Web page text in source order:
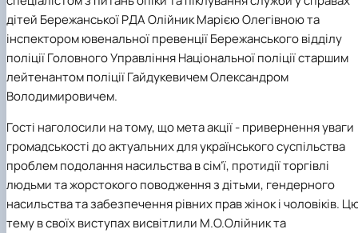
Іноземні мови
Працевлаштування
Їдальні та буфети
Студентські квитки
Центр вивчення мов
Психологічна підтримка
Інклюзивне середовище
Рада молодих вчених
Наукові школи
Стартап школа НУБіП України
Методичні рекомендації, пам'ятки
Форми документів
Патентно-ліцензійна діяльність
ЦКНО «Агропромисловий комплекс, лісове і
садово-паркове господарство, ветеринарна
медицина»
Обладнання НУБіП України
Наукові видання
Досліднику та автору
Звіт про проведення НТЗ
Наукові журнали НУБіП України
заходів
Порядок планування та організації
проведення НТЗ
Результати науково-технічних заходів
Монографії
Наука для бізнесу
Каталог наукових послуг
«SEB-2024»
Рада роботодавців
Благодійний фонд «Голосіївська ініціатива
2020»
Історія університету
Видатні випускники та працівники
Звіт ректора
Пам'яті захисників України
Почесні доктори і професори НУБіП України
Вибори ректора
Програма розвитку університету
ініціатива – 2025»
Доступ до публічної інформації
Державні закупівлі
Офіційна символіка
Антикорупційні заходи
Уповноважена особа з питань запобігання
виявлення корупції
уповноваженого НУБіП України
Національні нормативно-правові акти
Нормативно-правові акти НУБіП України
Інформаційні ресурси НАЗК
Антикорупційні заходи
Гендерна радниця
Контактна інформація
дітей Бережанської РДА Олійник Марією Олегівною та
інспектором ювенальної превенції Бережанського відділу
поліції Головного Управління Національної поліції старшим
лейтенантом поліції Гайдукевичем Олександром
Володимировичем.
Гості наголосили на тому, що мета акції - привернення уваги
громадськості до актуальних для українського суспільства
проблем подолання насильства в сім’ї, протидії торгівлі
людьми та жорстокого поводження з дітьми, гендерного
насильства та забезпечення рівних прав жінок і чоловіків.
тему в своїх виступах висвітлили М.О.Олійник та